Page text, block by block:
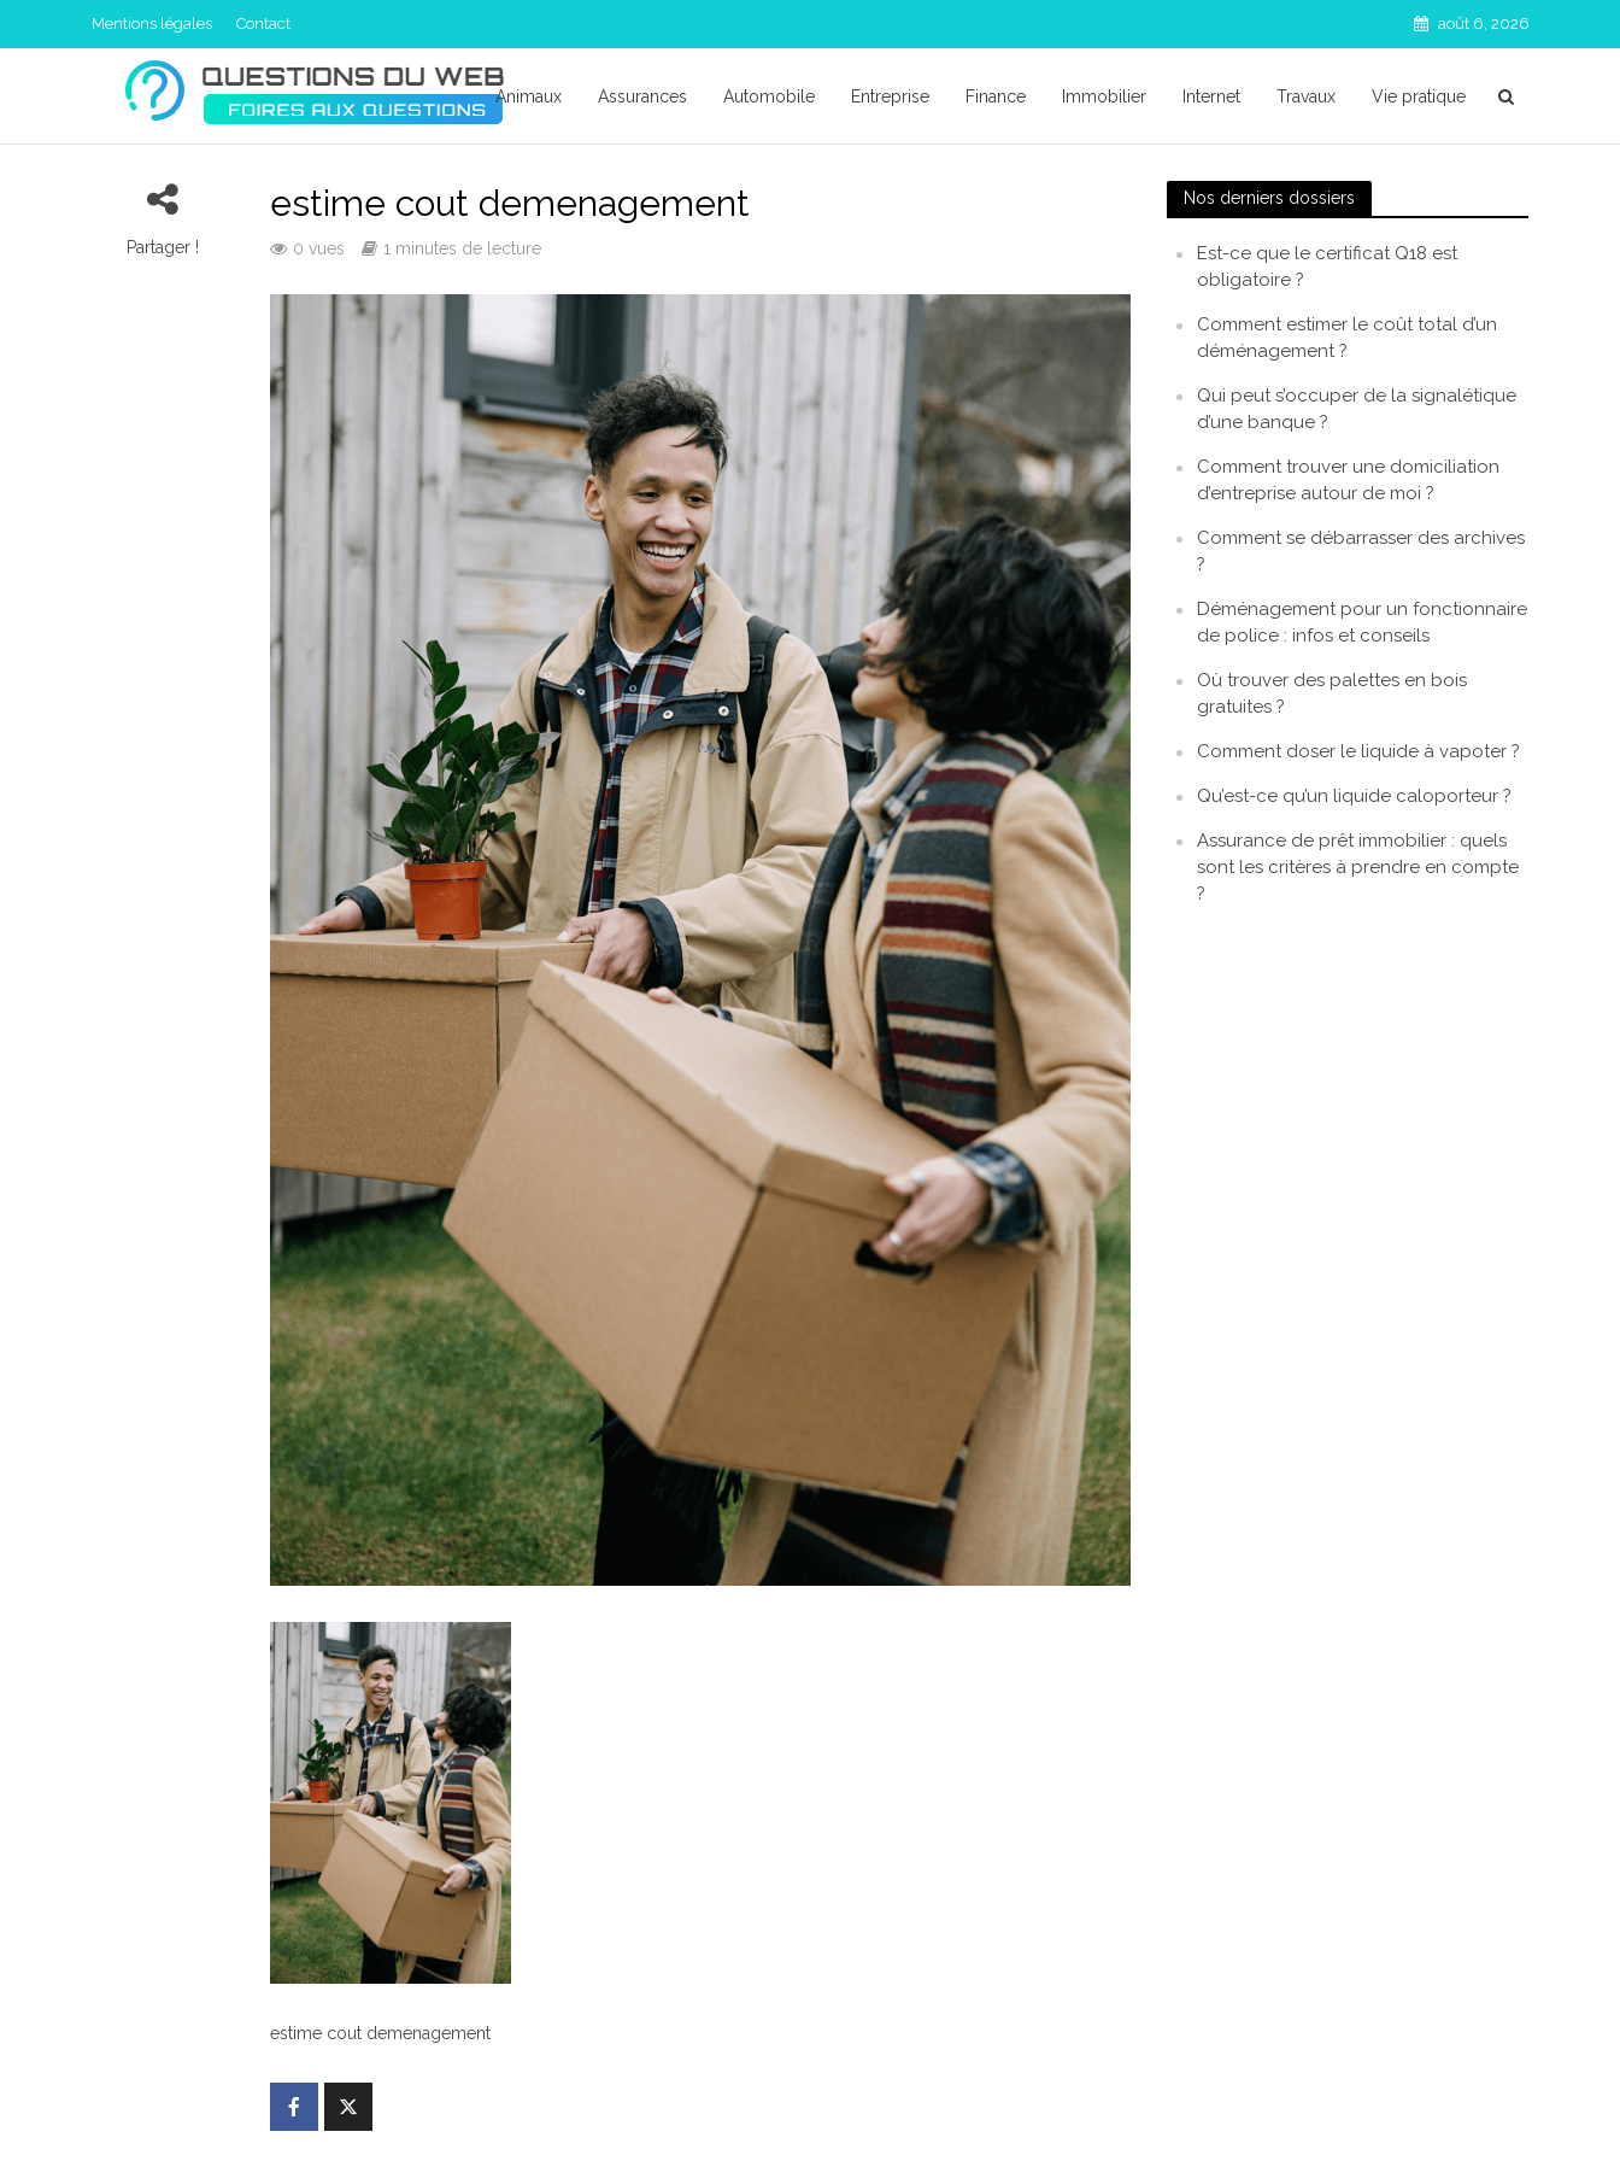
Mentions légales Contact août 6, 2026
Animaux Assurances Automobile Entreprise Finance Immobilier Internet Travaux Vie pratique
Partager !
estime cout demenagement
0 vues 1 minutes de lecture
estime cout demenagement
Nos derniers dossiers
Est-ce que le certificat Q18 est
obligatoire ?
Comment estimer le coût total d’un
déménagement ?
Qui peut s’occuper de la signalétique
d’une banque ?
Comment trouver une domiciliation
d’entreprise autour de moi ?
Comment se débarrasser des archives
?
Déménagement pour un fonctionnaire
de police : infos et conseils
Où trouver des palettes en bois
gratuites ?
Comment doser le liquide à vapoter ?
Qu’est-ce qu’un liquide caloporteur ?
Assurance de prêt immobilier : quels
sont les critères à prendre en compte
?